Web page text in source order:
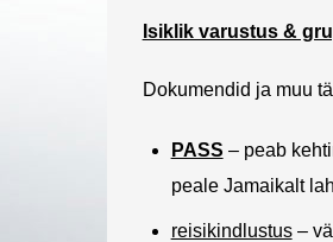
Isiklik varustus &
Dokumendid ja muu
PASS – peab
peale Jamaikalt
reisikindlustus–